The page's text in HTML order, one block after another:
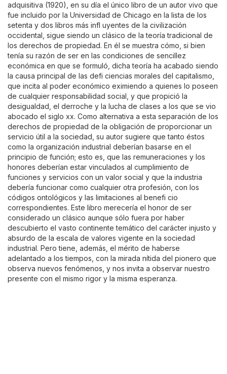
adquisitiva (1920), en su día el único libro de un autor vivo que
fue incluido por la Universidad de Chicago en la lista de los
setenta y dos libros más infl uyentes de la civilización
occidental, sigue siendo un clásico de la teoría tradicional de
los derechos de propiedad. En él se muestra cómo, si bien
tenía su razón de ser en las condiciones de sencillez
económica en que se formuló, dicha teoría ha acabado siendo
la causa principal de las defi ciencias morales del capitalismo,
que incita al poder económico eximiendo a quienes lo poseen
de cualquier responsabilidad social, y que propició la
desigualdad, el derroche y la lucha de clases a los que se vio
abocado el siglo xx. Como alternativa a esta separación de los
derechos de propiedad de la obligación de proporcionar un
servicio útil a la sociedad, su autor sugiere que tanto éstos
como la organización industrial deberían basarse en el
principio de función; esto es, que las remuneraciones y los
honores deberían estar vinculados al cumplimiento de
funciones y servicios con un valor social y que la industria
debería funcionar como cualquier otra profesión, con los
códigos ontológicos y las limitaciones al benefi cio
correspondientes. Este libro merecería el honor de ser
considerado un clásico aunque sólo fuera por haber
descubierto el vasto continente temático del carácter injusto y
absurdo de la escala de valores vigente en la sociedad
industrial. Pero tiene, además, el mérito de haberse
adelantado a los tiempos, con la mirada nítida del pionero que
observa nuevos fenómenos, y nos invita a observar nuestro
presente con el mismo rigor y la misma esperanza.